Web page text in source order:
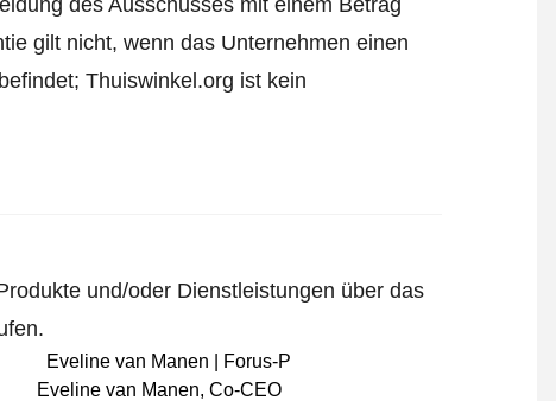
des Ausschusses mit einem Betrag
gilt nicht, wenn das Unternehmen einen
Thuiswinkel.org ist kein
und/oder Dienstleistungen über das
Eveline van Manen, Co-CEO